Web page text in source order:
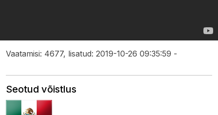
Vaatamisi: 4677, lisatud: 2019-10-26 09:35:59 -
Seotud võistlus